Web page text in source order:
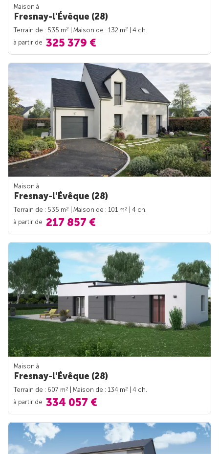
Maison à
Fresnay-l'Évêque (28)
Terrain de : 535 m2 | Maison de : 132 m2
| 4 ch.
à partir de 325 379 €
Maison à
Fresnay-l'Évêque (28)
Terrain de : 535 m2 | Maison de : 101 m2
| 4 ch.
à partir de 217 857 €
Maison à
Fresnay-l'Évêque (28)
Terrain de : 607 m2 | Maison de : 134 m2
| 4 ch.
à partir de 334 057 €